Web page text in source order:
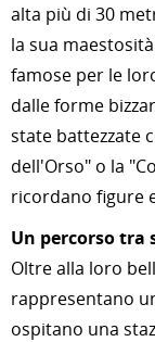
alta più di 30
la sua
famose per le
dalle forme
state battezzate
dell'Orso" o la
ricordano figure
Un percorso tra
Oltre alla loro
rappresentano
ospitano una